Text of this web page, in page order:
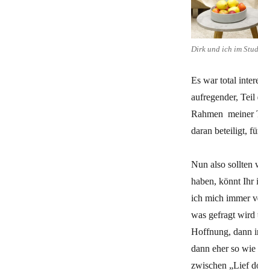
Dirk und ich im
Es war total
aufregender,
Rahmen meiner
daran beteiligt,
Nun also sollten
haben, könnt Ihr
ich mich immer
was gefragt wird
Hoffnung, dann
dann eher so
zwischen „Lief